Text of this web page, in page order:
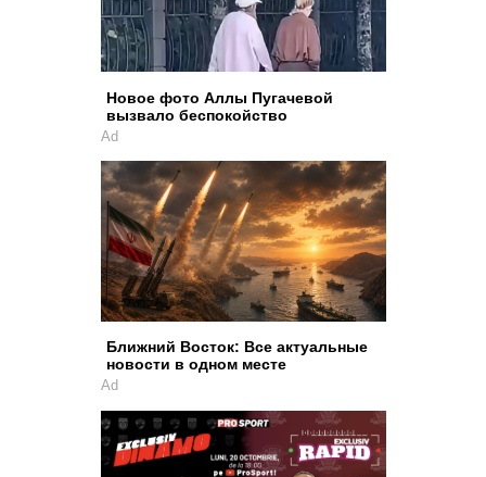
Новое фото Аллы Пугачевой
вызвало беспокойство
Ad
Ближний Восток: Все актуальные
новости в одном месте
Ad